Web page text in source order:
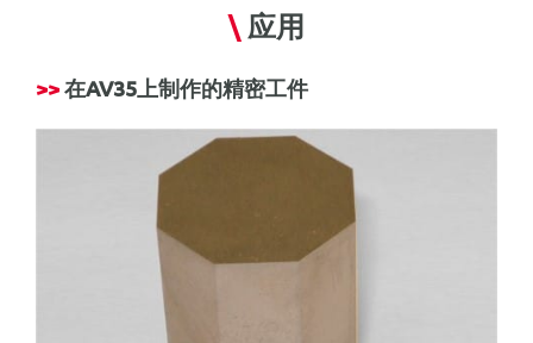
\ 应用
>> 在AV35 上制作的精密工件